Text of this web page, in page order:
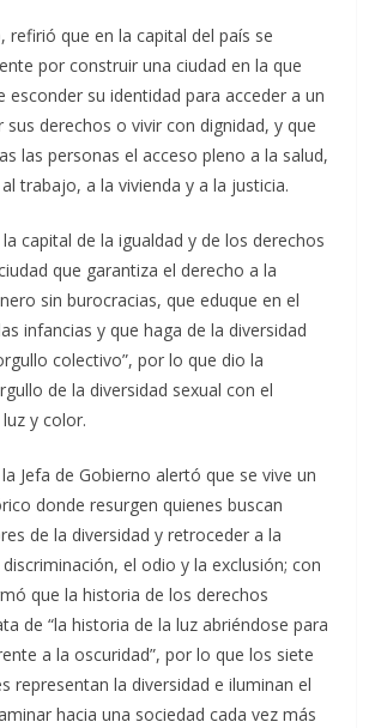
refirió que en la capital del país se
por construir una ciudad en la que
esconder su identidad para acceder a un
derechos o vivir con dignidad, y que
las personas el acceso pleno a la salud,
trabajo, a la vivienda y a la justicia.
capital de la igualdad y de los derechos
que garantiza el derecho a la
sin burocracias, que eduque en el
infancias y que haga de la diversidad
colectivo”, por lo que dio la
de la diversidad sexual con el
y color.
Jefa de Gobierno alertó que se vive un
donde resurgen quienes buscan
de la diversidad y retroceder a la
el odio y la exclusión; con
que la historia de los derechos
de “la historia de la luz abriéndose para
a la oscuridad”, por lo que los siete
representan la diversidad e iluminan el
hacia una sociedad cada vez más